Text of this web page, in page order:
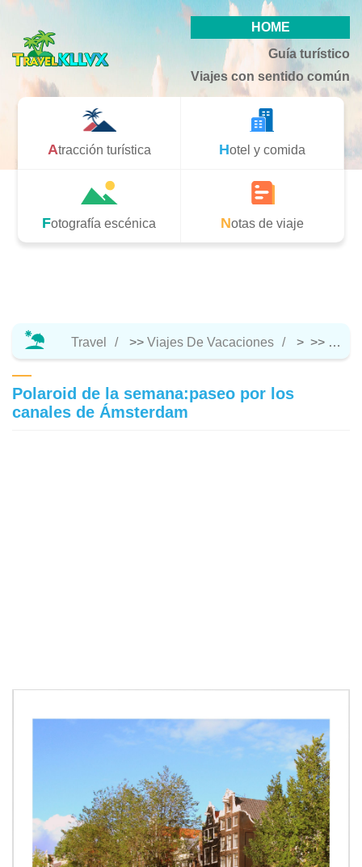
HOME
Guía turístico
Viajes con sentido común
Atracción turística Hotel y comida
Fotografía escénica Notas de viaje
Travel >> Viajes De Vacaciones > >>
Polaroid de la semana:paseo por los
canales de Ámsterdam